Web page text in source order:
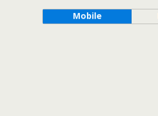
Mobile